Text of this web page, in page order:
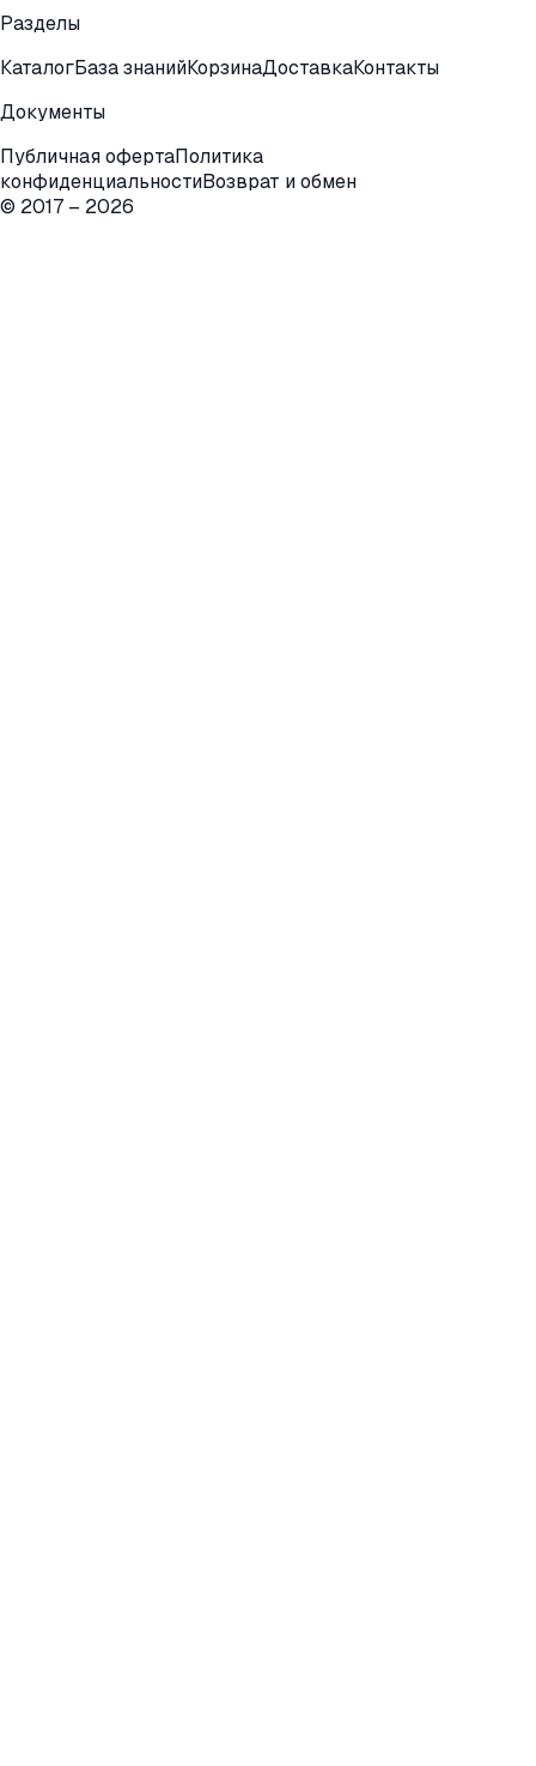
Разделы
КаталогБаза знанийКорзинаДоставкаКонтакты
Документы
Публичная офертаПолитика
конфиденциальностиВозврат и обмен
© 2017 – 2026